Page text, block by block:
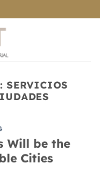
SERVICIOS
Will be the
Cities